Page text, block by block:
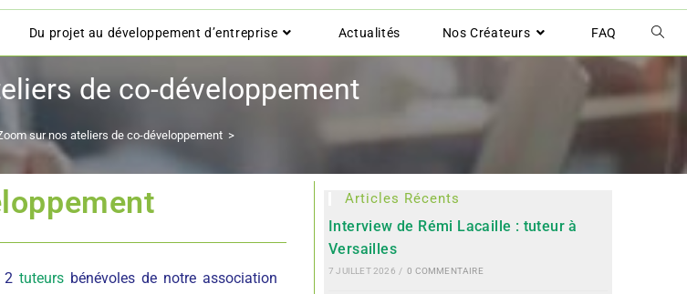
Du projet au développement d’entreprise Actualités Nos Créateurs FAQ
de co-développement
sur nos ateliers de co-développement >
2tuteurs bénévoles de notre association
Articles Récents
Interview de Rémi Lacaille : tuteur à
Versailles
7 JUILLET 2026 / 0 COMMENTAIRE